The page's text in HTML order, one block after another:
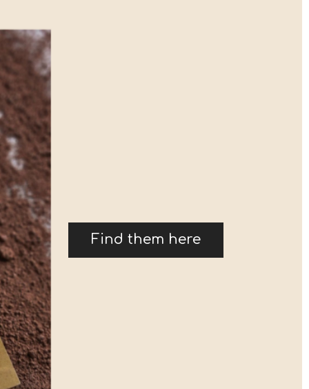
Find them here